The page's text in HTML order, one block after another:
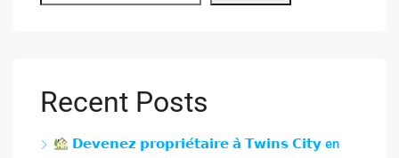
Recent Posts
𝗗𝗲𝘃𝗲𝗻𝗲𝘇 𝗽𝗿𝗼𝗽𝗿𝗶𝗲́𝘁𝗮𝗶𝗿𝗲 𝗮̀ 𝗧𝘄𝗶𝗻𝘀 𝗖𝗶𝘁𝘆 en